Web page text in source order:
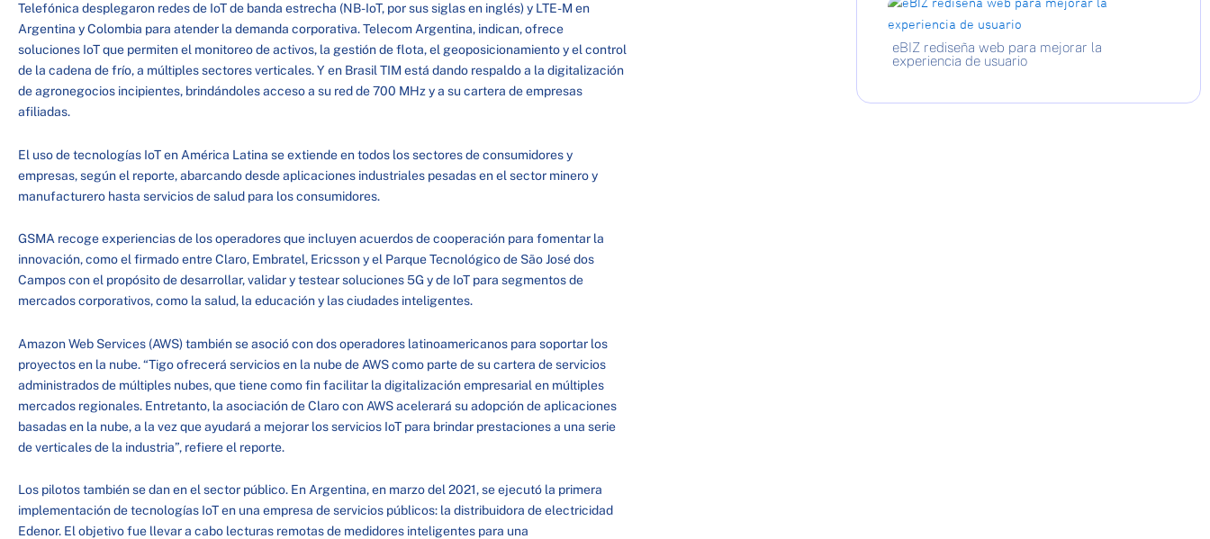
Telefónica desplegaron redes de IoT de banda estrecha (NB-IoT, por sus siglas en inglés) y LTE-M en
Argentina y Colombia para atender la demanda corporativa. Telecom Argentina, indican, ofrece
soluciones IoT que permiten el monitoreo de activos, la gestión de flota, el geoposicionamiento y el control
de la cadena de frío, a múltiples sectores verticales. Y en Brasil TIM está dando respaldo a la digitalización
de agronegocios incipientes, brindándoles acceso a su red de 700 MHz y a su cartera de empresas
afiliadas.
El uso de tecnologías IoT en América Latina se extiende en todos los sectores de consumidores y
empresas, según el reporte, abarcando desde aplicaciones industriales pesadas en el sector minero y
manufacturero hasta servicios de salud para los consumidores.
GSMA recoge experiencias de los operadores que incluyen acuerdos de cooperación para fomentar la
innovación, como el firmado entre Claro, Embratel, Ericsson y el Parque Tecnológico de São José dos
Campos con el propósito de desarrollar, validar y testear soluciones 5G y de IoT para segmentos de
mercados corporativos, como la salud, la educación y las ciudades inteligentes.
Amazon Web Services (AWS) también se asoció con dos operadores latinoamericanos para soportar los
proyectos en la nube. “Tigo ofrecerá servicios en la nube de AWS como parte de su cartera de servicios
administrados de múltiples nubes, que tiene como fin facilitar la digitalización empresarial en múltiples
mercados regionales. Entretanto, la asociación de Claro con AWS acelerará su adopción de aplicaciones
basadas en la nube, a la vez que ayudará a mejorar los servicios IoT para brindar prestaciones a una serie
de verticales de la industria”, refiere el reporte.
Los pilotos también se dan en el sector público. En Argentina, en marzo del 2021, se ejecutó la primera
implementación de tecnologías IoT en una empresa de servicios públicos: la distribuidora de electricidad
Edenor. El objetivo fue llevar a cabo lecturas remotas de medidores inteligentes para una
eBIZ rediseña web para mejorar la
experiencia de usuario